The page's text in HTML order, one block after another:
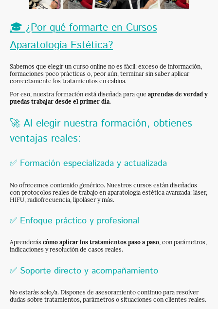
🎓 ¿Por qué formarte en Cursos
Aparatología Estética?
Sabemos que elegir un curso online no es fácil: exceso de información,
formaciones poco prácticas o, peor aún, terminar sin saber aplicar
correctamente los tratamientos en cabina.
Por eso, nuestra formación está diseñada para que aprendas de verdad y
puedas trabajar desde el primer día.
🚀 Al elegir nuestra formación, obtienes
ventajas reales:
✅ Formación especializada y actualizada
No ofrecemos contenido genérico. Nuestros cursos están diseñados
con protocolos reales de trabajo en aparatología estética avanzada: láser,
HIFU, radiofrecuencia, lipoláser y más.
✅ Enfoque práctico y profesional
Aprenderás cómo aplicar los tratamientos paso a paso, con parámetros,
indicaciones y resolución de casos reales.
✅ Soporte directo y acompañamiento
No estarás solo/a. Dispones de asesoramiento continuo para resolver
dudas sobre tratamientos, parámetros o situaciones con clientes reales.